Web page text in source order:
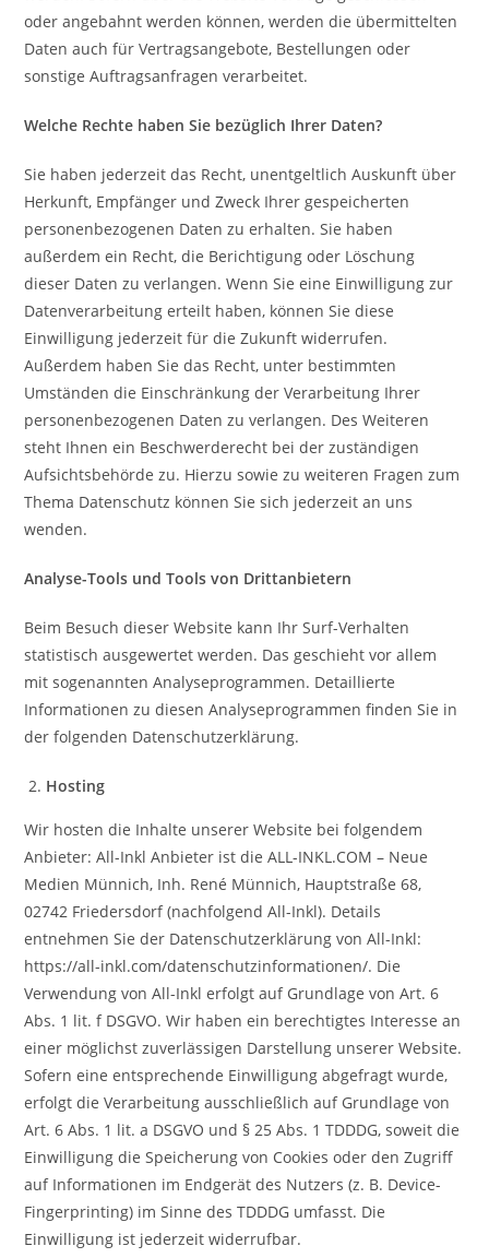
oder angebahnt werden können, werden die übermittelten
Daten auch für Vertragsangebote, Bestellungen oder
sonstige Auftragsanfragen verarbeitet.
Welche Rechte haben Sie bezüglich Ihrer Daten?
Sie haben jederzeit das Recht, unentgeltlich Auskunft über
Herkunft, Empfänger und Zweck Ihrer gespeicherten
personenbezogenen Daten zu erhalten. Sie haben
außerdem ein Recht, die Berichtigung oder Löschung
dieser Daten zu verlangen. Wenn Sie eine Einwilligung zur
Datenverarbeitung erteilt haben, können Sie diese
Einwilligung jederzeit für die Zukunft widerrufen.
Außerdem haben Sie das Recht, unter bestimmten
Umständen die Einschränkung der Verarbeitung Ihrer
personenbezogenen Daten zu verlangen. Des Weiteren
steht Ihnen ein Beschwerderecht bei der zuständigen
Aufsichtsbehörde zu. Hierzu sowie zu weiteren Fragen zum
Thema Datenschutz können Sie sich jederzeit an uns
wenden.
Analyse-Tools und Tools von Drittanbietern
Beim Besuch dieser Website kann Ihr Surf-Verhalten
statistisch ausgewertet werden. Das geschieht vor allem
mit sogenannten Analyseprogrammen. Detaillierte
Informationen zu diesen Analyseprogrammen finden Sie in
der folgenden Datenschutzerklärung.
Hosting
Wir hosten die Inhalte unserer Website bei folgendem
Anbieter: All-Inkl Anbieter ist die ALL-INKL.COM – Neue
Medien Münnich, Inh. René Münnich, Hauptstraße 68,
02742 Friedersdorf (nachfolgend All-Inkl). Details
entnehmen Sie der Datenschutzerklärung von All-Inkl:
https://all-inkl.com/datenschutzinformationen/. Die
Verwendung von All-Inkl erfolgt auf Grundlage von Art. 6
Abs. 1 lit. f DSGVO. Wir haben ein berechtigtes Interesse an
einer möglichst zuverlässigen Darstellung unserer Website.
Sofern eine entsprechende Einwilligung abgefragt wurde,
erfolgt die Verarbeitung ausschließlich auf Grundlage von
Art. 6 Abs. 1 lit. a DSGVO und § 25 Abs. 1 TDDDG, soweit die
Einwilligung die Speicherung von Cookies oder den Zugriff
auf Informationen im Endgerät des Nutzers (z. B. Device-
Fingerprinting) im Sinne des TDDDG umfasst. Die
Einwilligung ist jederzeit widerrufbar.